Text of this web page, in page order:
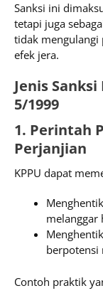
Sanksi ini
tetapi juga
tidak mengulangi
efek jera.
Jenis
5/1999
1. Perintah
Perjanjian
KPPU dapat
melanggar
berpotensi
Contoh praktik